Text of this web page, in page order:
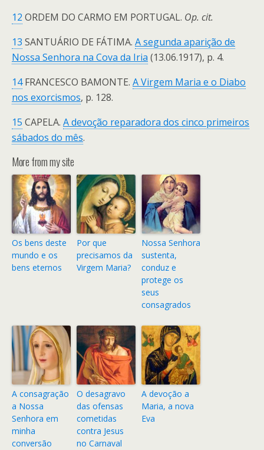
12 ORDEM DO CARMO EM PORTUGAL. Op. cit.
13 SANTUÁRIO DE FÁTIMA. A segunda aparição de
Nossa Senhora na Cova da Iria (13.06.1917), p. 4.
14FRANCESCO BAMONTE. A Virgem Maria e o Diabo
nos exorcismos, p. 128.
15 CAPELA. A devoção reparadora dos cinco primeiros
sábados do mês.
More from my site
Os bens deste
mundo e os
bens eternos
Por que
precisamos da
Virgem Maria?
Nossa Senhora
sustenta,
conduz e
protege os
seus
consagrados
A consagração
a Nossa
Senhora em
minha
conversão
O desagravo
das ofensas
cometidas
contra Jesus
no Carnaval
A devoção a
Maria, a nova
Eva